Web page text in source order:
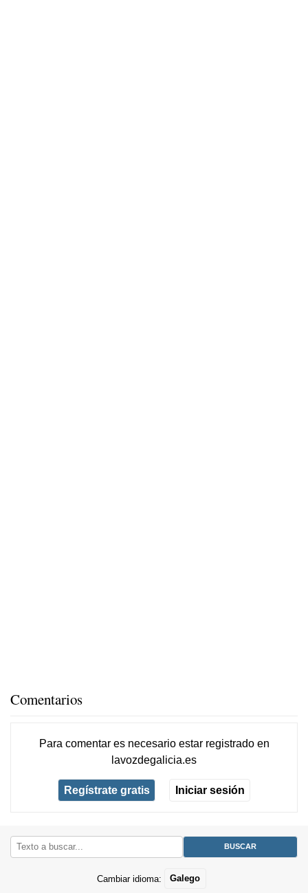
Comentarios
Para comentar es necesario estar registradoen
lavozdegalicia.es
Regístrate gratis Iniciar sesión
Cambiar idioma: Galego